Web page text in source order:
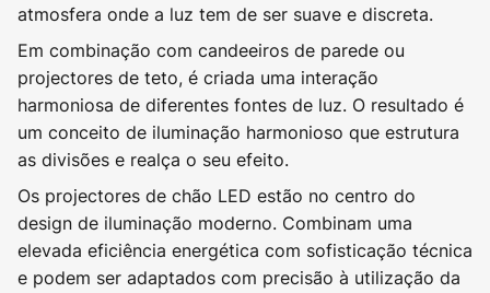
atmosfera onde a luz tem de ser suave e discreta.
Em combinação com candeeiros de parede ou
projectores de teto, é criada uma interação
harmoniosa de diferentes fontes de luz. O resultado é
um conceito de iluminação harmonioso que estrutura
as divisões e realça o seu efeito.
Os projectores de chão LED estão no centro do
design de iluminação moderno. Combinam uma
elevada eficiência energética com sofisticação técnica
e podem ser adaptados com precisão à utilização da